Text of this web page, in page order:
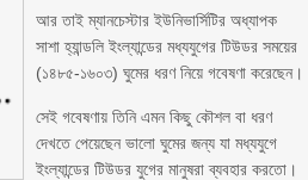
আর তাই ম্যানচেস্টার ইউনিভার্সিটির অধ্যাপক
সাশা হ্যান্ডলি ইংল্যান্ডের মধ্যযুগের টিউডর সময়ের
(১৪৮৫-১৬০৩) ঘুমের ধরণ নিয়ে গবেষণা করেছেন।
সেই গবেষণায় তিনি এমন কিছু কৌশল বা ধরণ
দেখতে পেয়েছেন ভালো ঘুমের জন্য যা মধ্যযুগে
ইংল্যান্ডের টিউডর যুগের মানুষরা ব্যবহার করতো।